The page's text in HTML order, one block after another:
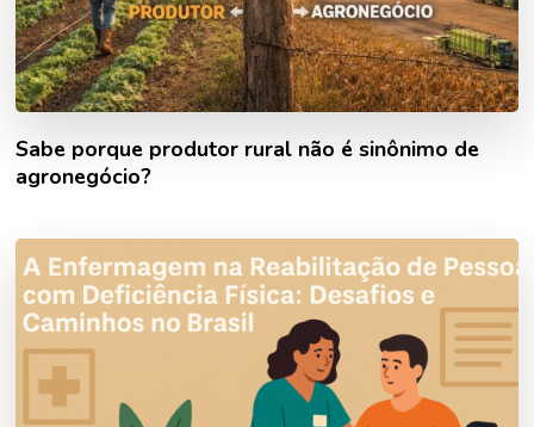
Sabe porque produtor rural não é sinônimo de
agronegócio?